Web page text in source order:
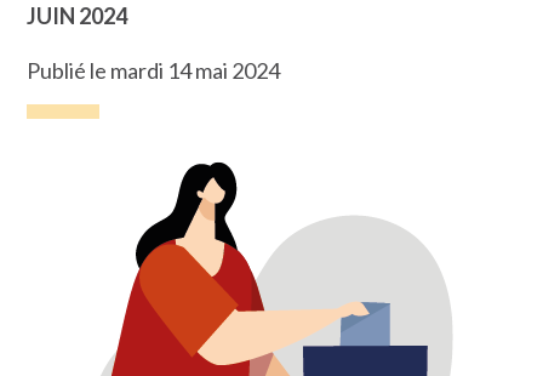
JUIN 2024
Publié le mardi 14 mai 2024